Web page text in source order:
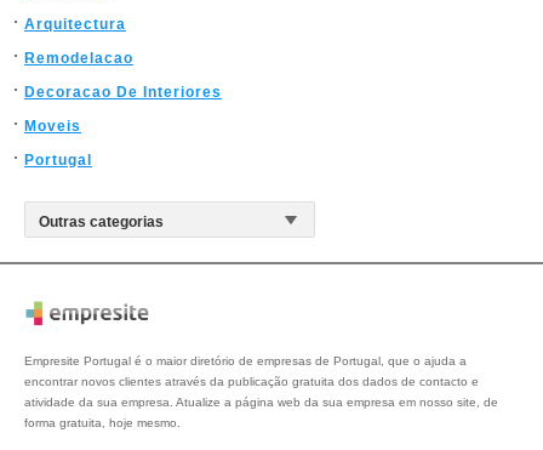
Arquitectura
Remodelacao
Decoracao De Interiores
Moveis
Portugal
Empresite Portugal é o maior diretório de empresas de Portugal, que o ajuda a
encontrar novos clientes através da publicação gratuita dos dados de contacto e
atividade da sua empresa. Atualize a página web da sua empresa em nosso site, de
forma gratuita, hoje mesmo.